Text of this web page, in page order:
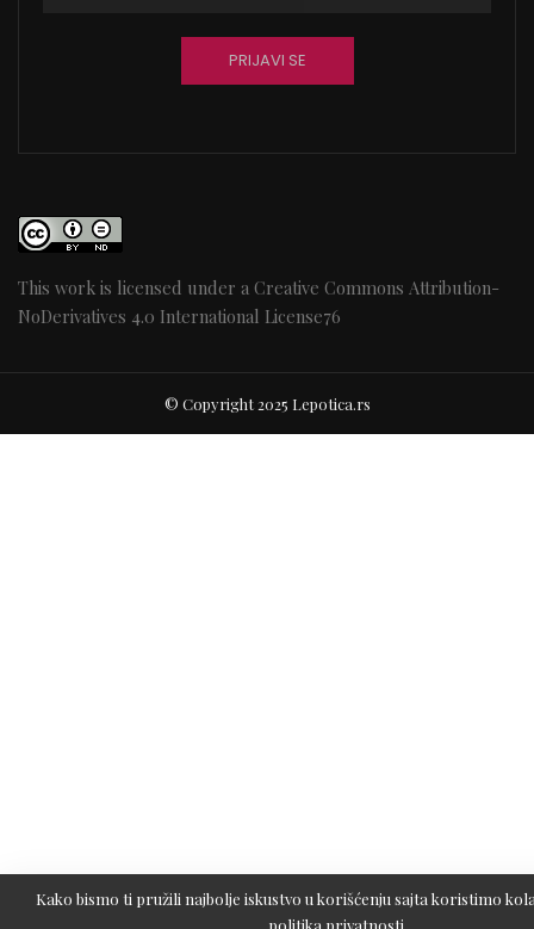
This work is licensed under a Creative Commons Attribution-
NoDerivatives 4.0 International License76
© Copyright 2025 Lepotica.rs
Kako bismo ti pružili najbolje iskustvo u korišćenju sajta koristimo
politika privatnosti